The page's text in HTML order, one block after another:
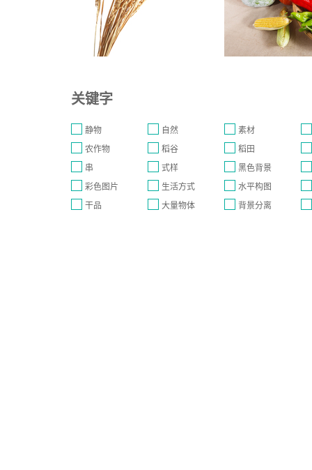
关键字
静物 自然
素材
农作物
稻谷
稻田
串
式样
黑色背景
彩色图片
生活方式
水平构图
干品
大量物体 背景分离